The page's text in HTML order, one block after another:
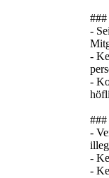
-
-
-
-
-
-